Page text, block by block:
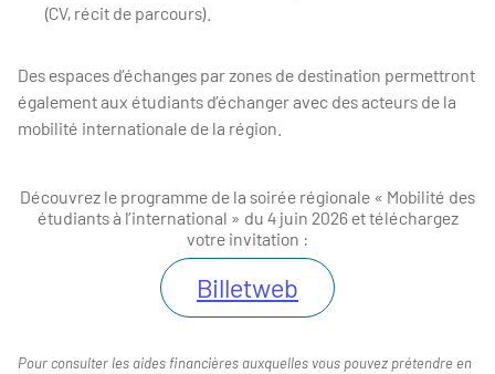
(CV, récit de parcours).
Des espaces d’échanges par zones de destination permettront
également aux étudiants d’échanger avec des acteurs de la
mobilité internationale de la région.
Découvrez le programme de la soirée régionale « Mobilité des
étudiants à l’international » du 4 juin 2026 et téléchargez
votre invitation :
Billetweb
Pour consulter les aides financières auxquelles vous pouvez prétendre en